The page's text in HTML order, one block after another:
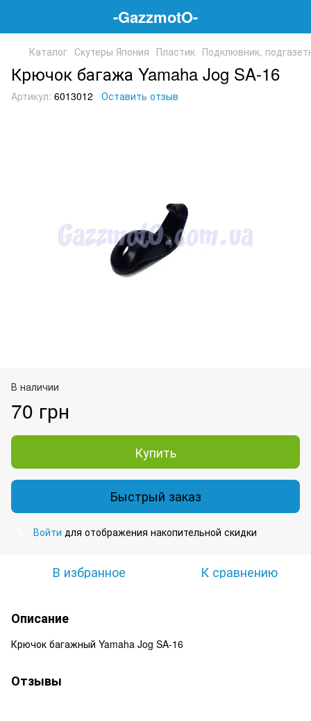
-GazzmotO-
Каталог Скутеры Япония Пластик Подклювник,
Крючок багажа Yamaha Jog SA-16
Артикул: 6013012 Оставить отзыв
В наличии
70 грн
Купить
Быстрый заказ
Войти для отображения накопительной скидки
В избранное К сравнению
Описание
Крючок багажный Yamaha Jog SA-16
Отзывы